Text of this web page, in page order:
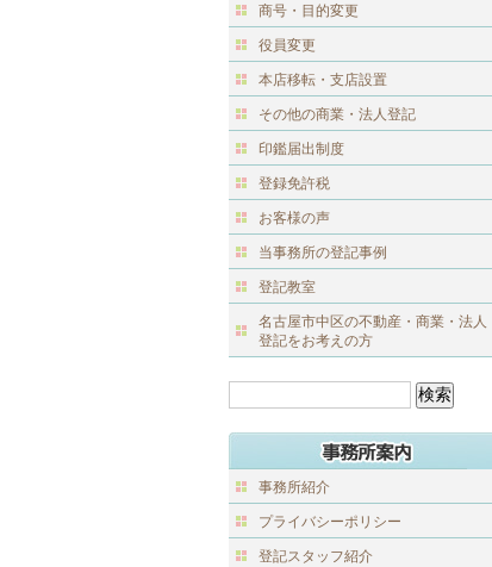
商号・目的変更
役員変更
本店移転・支店設置
その他の商業・法人登記
印鑑届出制度
登録免許税
お客様の声
当事務所の登記事例
登記教室
名古屋市中区の不動産・商業・法人
登記をお考えの方
事務所紹介
プライバシーポリシー
登記スタッフ紹介